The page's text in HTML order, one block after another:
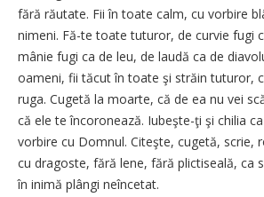
fără răutate. Fii în toate calm, cu vorbire
nimeni. Fă-te toate tuturor, de curvie fugi
mânie fugi ca de leu, de laudă ca de
oameni, fii tăcut în toate şi străin tuturor,
ruga. Cugetă la moarte, că de ea nu vei
că ele te încoronează. Iubeşte-ţi şi chilia
vorbire cu Domnul. Citeşte, cugetă, scrie,
cu dragoste, fără lene, fără plictiseală, ca
în inimă plângi neîncetat.